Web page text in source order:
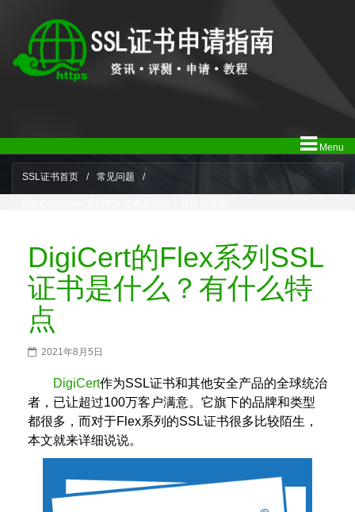
Menu
SSL证书首页 / 常见问题 /
DigiCert的Flex系列SSL
证书是什么？有什么特
点
2021年8月5日
DigiCert作为SSL证书和其他安全产品的全球统治
者，已让超过100万客户满意。它旗下的品牌和类型
都很多，而对于Flex系列的SSL证书很多比较陌生，
本文就来详细说说。